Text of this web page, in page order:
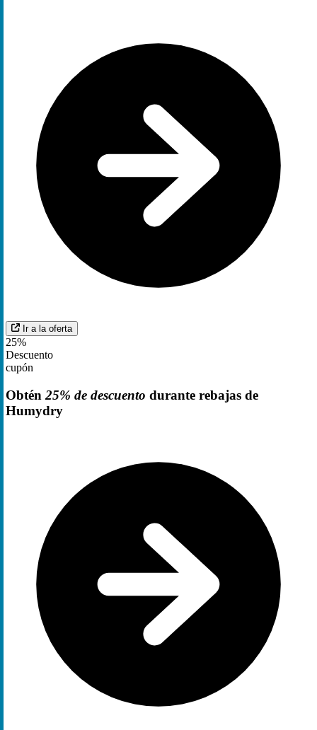
Ir a la oferta
25%
Descuento
cupón
Obtén 25% de descuento durante rebajas de
Humydry